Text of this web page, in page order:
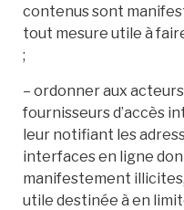
contenus sont
tout mesure utile à
;
– ordonner aux
fournisseurs d’accès
leur notifiant les
interfaces en ligne
manifestement
utile destinée à en